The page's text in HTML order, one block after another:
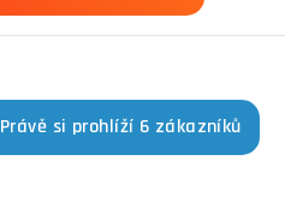
Právě si prohlíží 6 zákazníků